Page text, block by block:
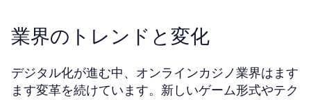
業界のトレンドと変化
デジタル化が進む中、オンラインカジノ業界はます
ます変革を続けています。新しいゲーム形式やテク